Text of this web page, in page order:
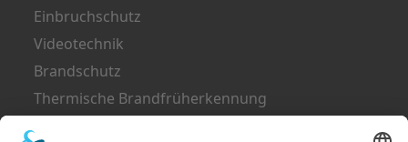
Einbruchschutz
Videotechnik
Brandschutz
Thermische Brandfrüherkennung